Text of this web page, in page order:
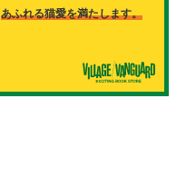
あふれる猫愛を満たします。